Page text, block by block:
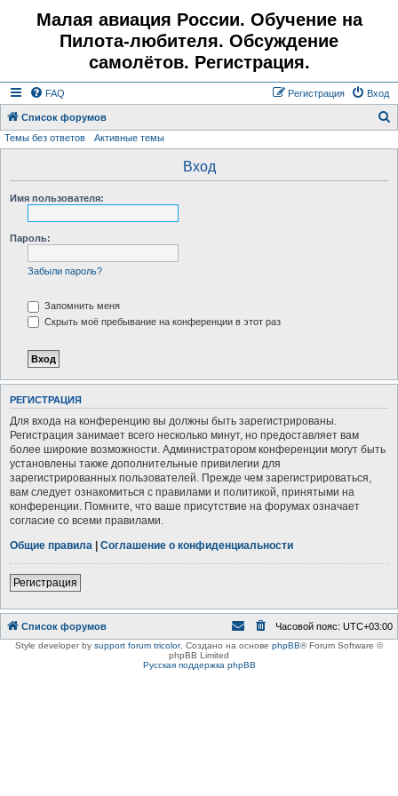
Малая авиация России. Обучение на
Пилота-любителя. Обсуждение
самолётов. Регистрация.
FAQ Вход
Регистрация
Список форумов
Темы без ответов Активные темы
Вход
Имя пользователя:
Пароль:
Забыли пароль?
Запомнить меня
Скрыть моё пребывание на конференции в этот раз
РЕГИСТРАЦИЯ
Для входа на конференцию вы должны быть зарегистрированы.
Регистрация занимает всего несколько минут, но предоставляет вам
более широкие возможности. Администратором конференции могут быть
установлены также дополнительные привилегии для
зарегистрированных пользователей. Прежде чем зарегистрироваться,
вам следует ознакомиться с правилами и политикой, принятыми на
конференции. Помните, что ваше присутствие на форумах означает
согласие со всеми правилами.
Общие правила | Соглашение о конфиденциальности
Регистрация
Список форумов Часовой пояс: UTC+03:00
Style developer by support forum tricolor, Создано на основе phpBB® Forum Software ©
phpBB Limited
Русская поддержка phpBB